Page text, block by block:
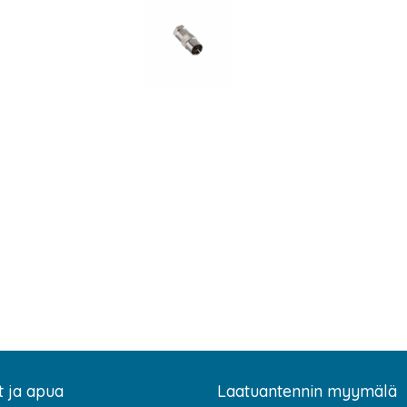
ja apua Laatuantennin myymälä